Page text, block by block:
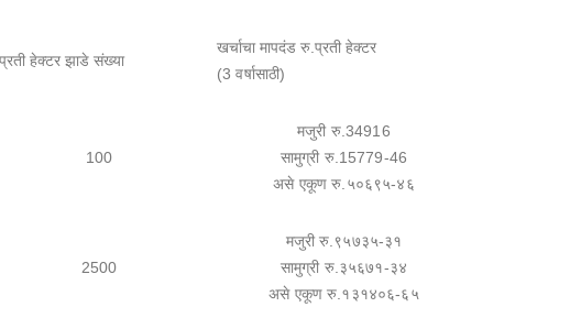
प्रती हेक्टर झाडे संख्या
खर्चाचा मापदंड रु.प्रती हेक्टर
(3 वर्षासाठी)
100
मजुरी रु.34916
सामुग्री रु.15779-46
असे एकूण रु.५०६९५-४६
2500
मजुरी रु.९५७३५-३१
सामुग्री रु.३५६७१-३४
असे एकूण रु.१३१४०६-६५